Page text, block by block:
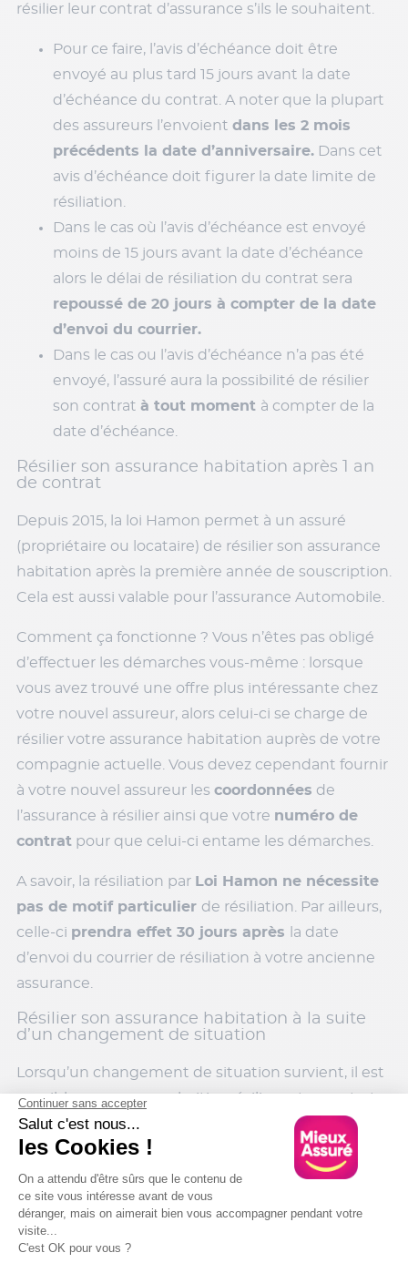
résilier leur contrat d’assurance s’ils le souhaitent.
Pour ce faire, l’avis d’échéance doit être
envoyé au plus tard 15 jours avant la date
d’échéance du contrat. A noter que la plupart
des assureurs l’envoient dans les 2 mois
précédents la date d’anniversaire. Dans cet
avis d’échéance doit figurer la date limite de
résiliation.
Dans le cas où l’avis d’échéance est envoyé
moins de 15 jours avant la date d’échéance
alors le délai de résiliation du contrat sera
repoussé de 20 jours à compter de la date
d’envoi du courrier.
Dans le cas ou l’avis d’échéance n’a pas été
envoyé, l’assuré aura la possibilité de résilier
son contrat à tout moment à compter de la
date d’échéance.
Résilier son assurance habitation après 1 an
de contrat
Depuis 2015, la loi Hamon permet à un assuré
(propriétaire ou locataire) de résilier son assurance
habitation après la première année de souscription.
Cela est aussi valable pour l’assurance Automobile.
Comment ça fonctionne ? Vous n’êtes pas obligé
d’effectuer les démarches vous-même : lorsque
vous avez trouvé une offre plus intéressante chez
votre nouvel assureur, alors celui-ci se charge de
résilier votre assurance habitation auprès de votre
compagnie actuelle. Vous devez cependant fournir
à votre nouvel assureur les coordonnées de
l’assurance à résilier ainsi que votre numéro de
contrat pour que celui-ci entame les démarches.
A savoir, la résiliation par Loi Hamon ne nécessite
pas de motif particulier de résiliation. Par ailleurs,
celle-ci prendra effet 30 jours après
la date
d’envoi du courrier de résiliation à votre ancienne
assurance.
Résilier son assurance habitation à la suite
d’un changement de situation
Lorsqu’un changement de situation survient, il est
possible que vous souhaitiez résilier votre contrat
d’assurance habitation. Ce peut être le cas pour :
Une modification de régime matrimonial
(divorce, Pacse, mariage, etc.)
L’ouverture d’un local professionnel à votre